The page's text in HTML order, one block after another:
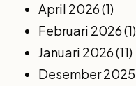
April 2026(1)
Februari 2026(1)
Januari 2026(11)
Desember 2025